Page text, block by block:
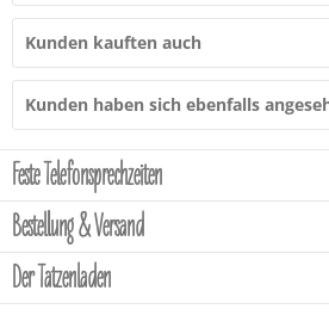
Kunden kauften auch
Kunden haben sich ebenfalls
Feste Telefonsprechzeiten
Bestellung & Versand
Der Tatzenladen